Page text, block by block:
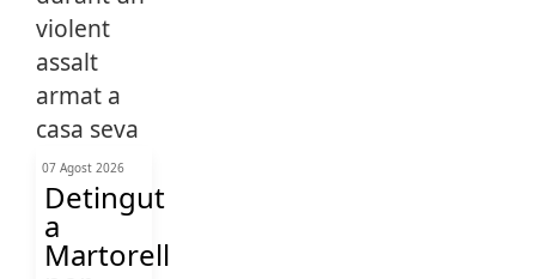
07 Agost 2026
Detingut
a
Martorell